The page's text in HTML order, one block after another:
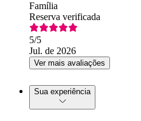
Família
Reserva verificada
5/5
Jul. de 2026
Ver mais avaliações
Sua experiência